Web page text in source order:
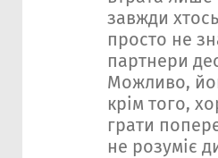
завжди
просто не
партнери
Можливо,
крім того,
грати
не розуміє